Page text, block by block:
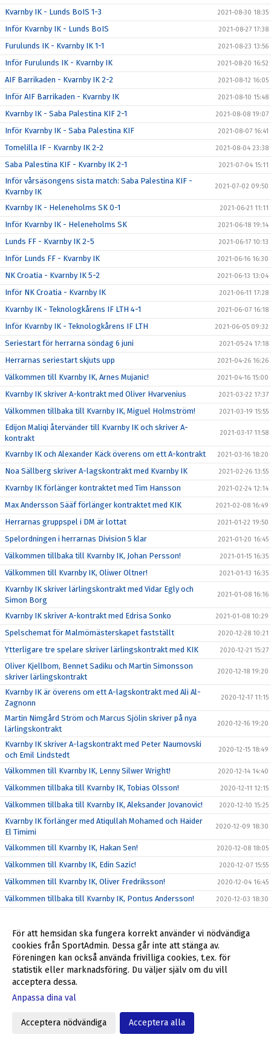
Kvarnby IK - Lunds BoIS 1-3 2021-08-30 18:35
Inför Kvarnby IK - Lunds BoIS 2021-08-27 17:38
Furulunds IK - Kvarnby IK 1-1 2021-08-23 13:56
Inför Furulunds IK - Kvarnby IK 2021-08-20 16:52
AIF Barrikaden - Kvarnby IK 2-2 2021-08-12 16:05
Inför AIF Barrikaden - Kvarnby IK 2021-08-10 15:48
Kvarnby IK - Saba Palestina KIF 2-1 2021-08-08 19:07
Inför Kvarnby IK - Saba Palestina KIF 2021-08-07 16:41
Tomelilla IF - Kvarnby IK 2-2 2021-08-04 23:38
Saba Palestina KIF - Kvarnby IK 2-1 2021-07-04 15:11
Inför vårsäsongens sista match: Saba Palestina KIF -
Kvarnby IK
2021-07-02 09:50
Kvarnby IK - Heleneholms SK 0-1 2021-06-21 11:11
Inför Kvarnby IK - Heleneholms SK 2021-06-18 19:14
Lunds FF - Kvarnby IK 2-5 2021-06-17 10:13
Inför Lunds FF - Kvarnby IK 2021-06-16 16:30
NK Croatia - Kvarnby IK 5-2 2021-06-13 13:04
Inför NK Croatia - Kvarnby IK 2021-06-11 17:28
Kvarnby IK - Teknologkårens IF LTH 4-1 2021-06-07 16:18
Inför Kvarnby IK - Teknologkårens IF LTH 2021-06-05 09:32
Seriestart för herrarna söndag 6 juni 2021-05-24 17:18
Herrarnas seriestart skjuts upp 2021-04-26 16:26
Välkommen till Kvarnby IK, Arnes Mujanic! 2021-04-16 15:00
Kvarnby IK skriver A-kontrakt med Oliver Hvarvenius 2021-03-22 17:37
Välkommen tillbaka till Kvarnby IK, Miguel Holmström! 2021-03-19 15:55
Edijon Maliqi återvänder till Kvarnby IK och skriver A-
kontrakt
2021-03-17 11:58
Kvarnby IK och Alexander Käck överens om ett A-kontrakt 2021-03-16 18:20
Noa Sällberg skriver A-lagskontrakt med Kvarnby IK 2021-02-26 13:55
Kvarnby IK förlänger kontraktet med Tim Hansson 2021-02-24 12:14
Max Andersson Sääf förlänger kontraktet med KIK 2021-02-08 16:49
Herrarnas gruppspel i DM är lottat 2021-01-22 19:50
Spelordningen i herrarnas Division 5 klar 2021-01-20 16:45
Välkommen tillbaka till Kvarnby IK, Johan Persson! 2021-01-15 16:35
Välkommen till Kvarnby IK, Oliwer Oltner! 2021-01-13 16:35
Kvarnby IK skriver lärlingskontrakt med Vidar Egly och
Simon Borg
2021-01-08 16:16
Kvarnby IK skriver A-kontrakt med Edrisa Sonko 2021-01-08 10:29
Spelschemat för Malmömästerskapet fastställt 2020-12-28 10:21
Ytterligare tre spelare skriver lärlingskontrakt med KIK 2020-12-21 15:27
Oliver Kjellbom, Bennet Sadiku och Martin Simonsson
skriver lärlingskontrakt
2020-12-18 19:20
Kvarnby IK är överens om ett A-lagskontrakt med Ali Al-
Zagnonn
2020-12-17 11:15
Martin Nimgård Ström och Marcus Sjölin skriver på nya
lärlingskontrakt
2020-12-16 19:20
Kvarnby IK skriver A-lagskontrakt med Peter Naumovski
och Emil Lindstedt
2020-12-15 18:49
Välkommen till Kvarnby IK, Lenny Silwer Wright! 2020-12-14 14:40
Välkommen tillbaka till Kvarnby IK, Tobias Olsson! 2020-12-11 12:15
Välkommen tillbaka till Kvarnby IK, Aleksander Jovanovic! 2020-12-10 15:25
Kvarnby IK förlänger med Atiqullah Mohamed och Haider
El Timimi
2020-12-09 18:30
Välkommen till Kvarnby IK, Hakan Sen! 2020-12-08 18:05
Välkommen till Kvarnby IK, Edin Sazic! 2020-12-07 15:55
Välkommen till Kvarnby IK, Oliver Fredriksson! 2020-12-04 16:45
Välkommen tillbaka till Kvarnby IK, Pontus Andersson! 2020-12-03 18:30
Välkommen tillbaka till Kvarnby IK, Alexander Friberg! 2020-12-01 12:10
Herrarnas motståndare i division 5 klara 2020-11-26 09:45
Slutgiltigt förslag till serieindelning för Kvarnby IK 2020-11-19 10:56
Förslag till serieindelning herrar div 5 2021
Välkommen tillbaka till Kvarnby IK, Ulf Jansson!
Åkarps IF - Kvarnby IK 5-2
För att hemsidan ska fungera korrekt använder vi nödvändiga
cookies från SportAdmin. Dessa går inte att stänga av.
Föreningen kan också använda frivilliga cookies, t.ex. för
statistik eller marknadsföring. Du väljer själv om du vill
acceptera dessa.
Anpassa dina val
Acceptera nödvändiga Acceptera alla